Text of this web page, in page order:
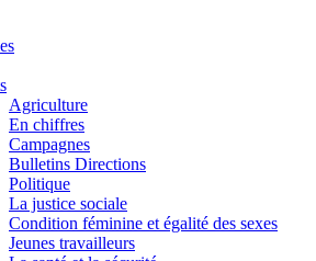
Agriculture
En chiffres
Campagnes
Bulletins Directions
Politique
La justice sociale
Condition féminine et égalité des sexes
Jeunes travailleurs